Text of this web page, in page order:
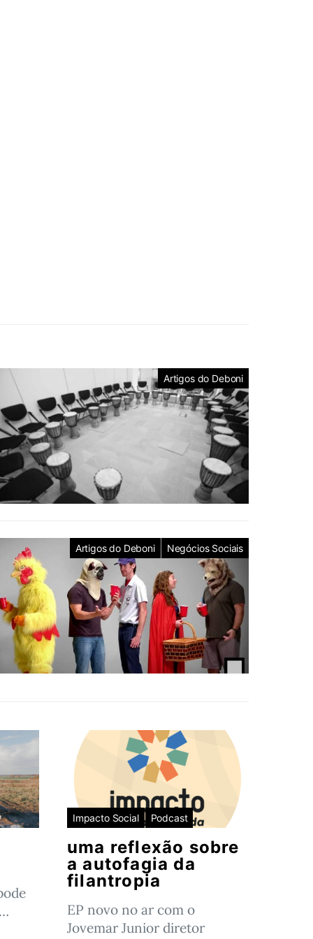
Artigos do Deboni
Artigos do Deboni Negócios Sociais
Impacto Social Podcast
uma reflexão sobre
a autofagia da
filantropia
EP novo no ar com o
Jovemar Junior diretor